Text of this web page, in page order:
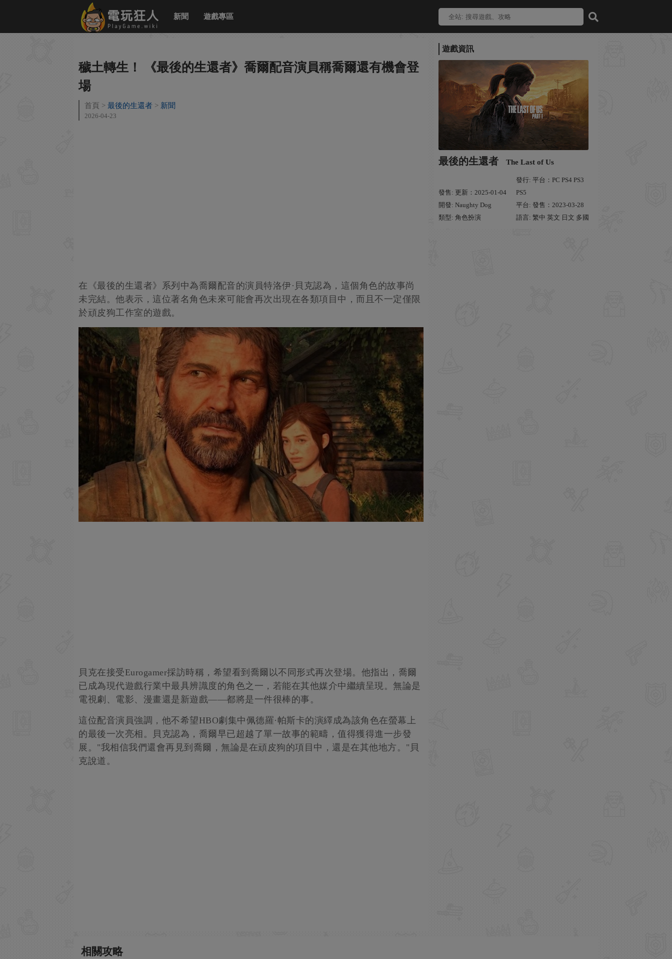
新聞 遊戲專區
遊戲資訊
最後的生還者 The Last of Us
發售: 更新：2025-01-04
發行: 平台：PC PS4 PS3
PS5
開發: Naughty Dog
平台: 發售：2023-03-28
類型: 角色扮演
語言: 繁中 英文 日文 多國
穢土轉生！ 《最後的生還者》喬爾配音演員稱喬爾還有機會登
場
首頁 最後的生還者 新聞
2026-04-23
在《最後的生還者》系列中為喬爾配音的演員特洛伊·貝克認為，這個角色的故事尚
未完結。他表示，這位著名角色未來可能會再次出現在各類項目中，而且不一定僅限
於頑皮狗工作室的遊戲。
貝克在接受Eurogamer採訪時稱，希望看到喬爾以不同形式再次登場。他指出，喬爾
已成為現代遊戲行業中最具辨識度的角色之一，若能在其他媒介中繼續呈現。無論是
電視劇、電影、漫畫還是新遊戲——都將是一件很棒的事。
這位配音演員強調，他不希望HBO劇集中佩德羅·帕斯卡的演繹成為該角色在螢幕上
的最後一次亮相。貝克認為，喬爾早已超越了單一故事的範疇，值得獲得進一步發
展。"我相信我們還會再見到喬爾，無論是在頑皮狗的項目中，還是在其他地方。"貝
克說道。
相關攻略